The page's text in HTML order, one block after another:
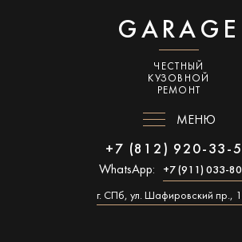
GARAGE
ЧЕСТНЫЙ
КУЗОВНОЙ
РЕМОНТ
МЕНЮ
+7 (812) 920-33-
WhatsApp: +7 (911) 033-
г. СПб, ул. Шафировский пр.,